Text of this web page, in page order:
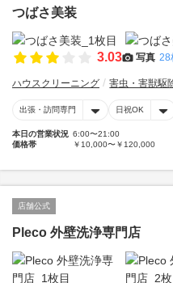
つばさ美装
3.03 写真 28
ハウスクリーニング 害虫・害獣駆
出張・訪問専門 日祝OK
本日の営業状況 6:00〜21:00
価格帯
￥10,000〜￥120,000
店舗公式
Pleco 外壁洗浄専門店